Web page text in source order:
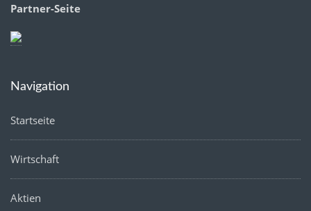
Partner-Seite
Navigation
Startseite
Wirtschaft
Aktien